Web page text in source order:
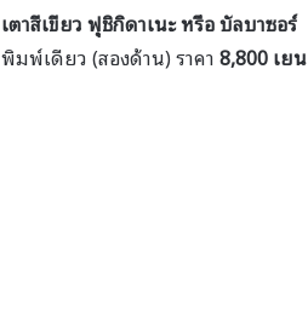
เตาสีเขียว ฟุชิกิดาเนะ หรือ บัลบาซอร์
พิมพ์เดียว (สองด้าน) ราคา8,800 เยน